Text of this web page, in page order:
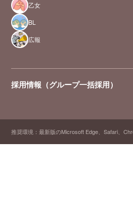
乙女
BL
広報
採用情報（グループ一括採用）
推奨環境：最新版のMicrosoft Edge、Safari、